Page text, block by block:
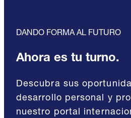
DANDO FORMA AL FUTURO
Ahora es tu turno.
Descubra sus
desarrollo personal y
nuestro portal